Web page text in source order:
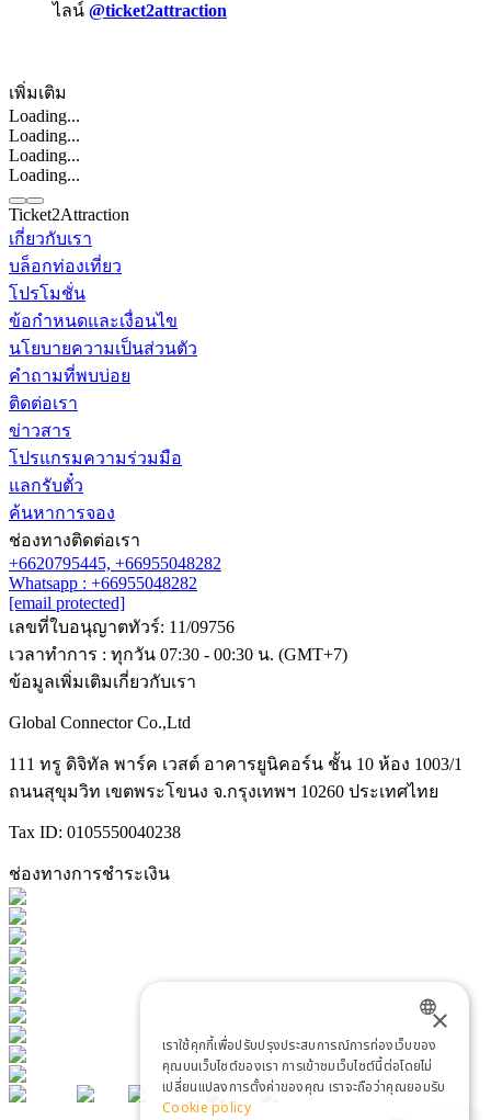
ไลน์ @ticket2attraction
เพิ่มเติม
Loading...
Loading...
Loading...
Loading...
ติดต่อเรา
Line
Ticket2Attraction
เกี่ยวกับเรา
บล็อกท่องเที่ยว
โปรโมชั่น
ข้อกำหนดและเงื่อนไข
นโยบายความเป็นส่วนตัว
คำถามที่พบบ่อย
ติดต่อเรา
ข่าวสาร
โปรแกรมความร่วมมือ
แลกรับตั๋ว
ค้นหาการจอง
ช่องทางติดต่อเรา
+6620795445, +66955048282
Whatsapp : +66955048282
[email protected]
เลขที่ใบอนุญาตทัวร์: 11/09756
เวลาทำการ : ทุกวัน 07:30 - 00:30 น. (GMT+7)
ข้อมูลเพิ่มเติมเกี่ยวกับเรา
Global Connector Co.,Ltd
111 ทรู ดิจิทัล พาร์ค เวสต์ อาคารยูนิคอร์น ชั้น 10 ห้อง 1003/1
ถนนสุขุมวิท เขตพระโขนง จ.กรุงเทพฯ 10260 ประเทศไทย
Tax ID: 0105550040238
ช่องทางการชำระเงิน
ENGLISH
THAI
×
เราใช้คุกกี้เพื่อปรับปรุงประสบการณ์การท่องเว็บของ
คุณบนเว็บไซต์ของเรา การเข้าชมเว็บไซต์นี้ต่อโดยไม่
เปลี่ยนแปลงการตั้งค่าของคุณ เราจะถือว่าคุณยอมรับ
Cookie policy